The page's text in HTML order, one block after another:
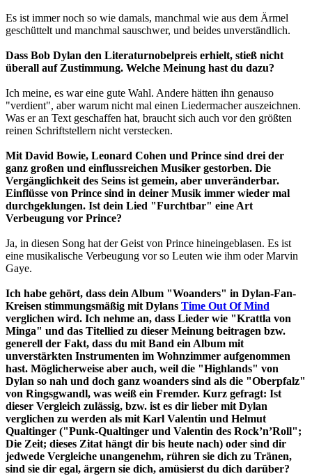
Es ist immer noch so wie damals, manchmal wie aus dem Ärmel
geschüttelt und manchmal sauschwer, und beides unverständlich.
Dass Bob Dylan den Literaturnobelpreis erhielt, stieß nicht
überall auf Zustimmung. Welche Meinung hast du dazu?
Ich meine, es war eine gute Wahl. Andere hätten ihn genauso
"verdient", aber warum nicht mal einen Liedermacher auszeichnen.
Was er an Text geschaffen hat, braucht sich auch vor den größten
reinen Schriftstellern nicht verstecken.
Mit David Bowie, Leonard Cohen und Prince sind drei der
ganz großen und einflussreichen Musiker gestorben. Die
Vergänglichkeit des Seins ist gemein, aber unveränderbar.
Einflüsse von Prince sind in deiner Musik immer wieder mal
durchgeklungen. Ist dein Lied "Furchtbar" eine Art
Verbeugung vor Prince?
Ja, in diesen Song hat der Geist von Prince hineingeblasen. Es ist
eine musikalische Verbeugung vor so Leuten wie ihm oder Marvin
Gaye.
Ich habe gehört, dass dein Album "Woanders" in Dylan-Fan-
Kreisen stimmungsmäßig mit Dylans Time Out Of Mind
verglichen wird. Ich nehme an, dass Lieder wie "Krattla von
Minga" und das Titellied zu dieser Meinung beitragen bzw.
generell der Fakt, dass du mit Band ein Album mit
unverstärkten Instrumenten im Wohnzimmer aufgenommen
hast. Möglicherweise aber auch, weil die "Highlands" von
Dylan so nah und doch ganz woanders sind als die "Oberpfalz"
von Ringsgwandl, was weiß ein Fremder. Kurz gefragt: Ist
dieser Vergleich zulässig, bzw. ist es dir lieber mit Dylan
verglichen zu werden als mit Karl Valentin und Helmut
Qualtinger ("Punk-Qualtinger und Valentin des Rock’n’Roll";
Die Zeit; dieses Zitat hängt dir bis heute nach) oder sind dir
jedwede Vergleiche unangenehm, rühren sie dich zu Tränen,
sind sie dir egal, ärgern sie dich, amüsierst du dich darüber?